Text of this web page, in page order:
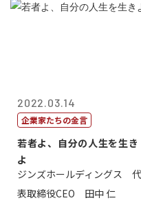
2022.03.14
企業家たちの金言
若者よ、自分の人生を生き
よ
ジンズホールディングス 代
表取締役CEO 田中 仁